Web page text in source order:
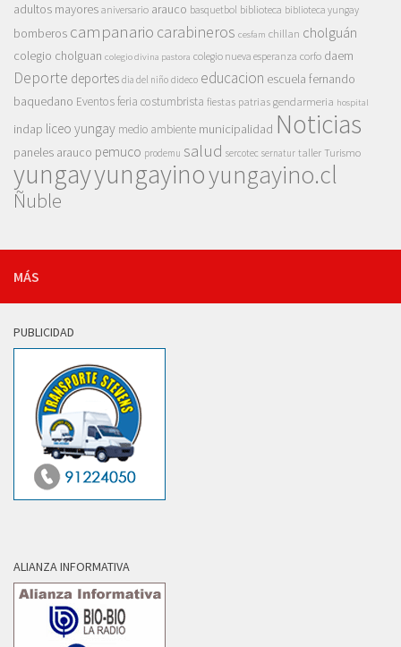
adultos mayores aniversario arauco basquetbol biblioteca biblioteca yungay
bomberos campanario carabineros cesfam chillan cholguán
colegio cholguan colegio divina pastora colegio nueva esperanza corfo daem
Deporte deportes dia del niño dideco educacion escuela fernando
baquedano Eventosferia costumbrista fiestas patrias gendarmeria hospital
indap liceo yungay medio ambiente municipalidad Noticias
paneles arauco pemuco prodemu salud sercotec sernatur taller Turismo
yungayyungayinoyungayino.cl
Ñuble
MÁS
PUBLICIDAD
ALIANZA INFORMATIVA